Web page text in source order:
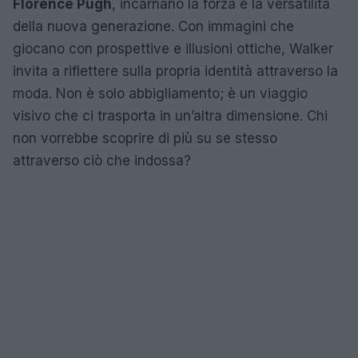
Florence Pugh, incarnano la forza e la versatilità
della nuova generazione. Con immagini che
giocano con prospettive e illusioni ottiche, Walker
invita a riflettere sulla propria identità attraverso la
moda. Non è solo abbigliamento; è un viaggio
visivo che ci trasporta in un’altra dimensione. Chi
non vorrebbe scoprire di più su se stesso
attraverso ciò che indossa?